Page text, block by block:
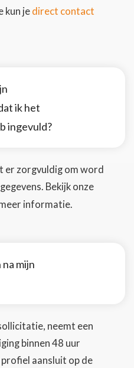
kun je direct contact
ik het
ingevuld?
er zorgvuldig om word
Bekijk onze
informatie.
mijn
neemt een
binnen 48 uur
aansluit op de